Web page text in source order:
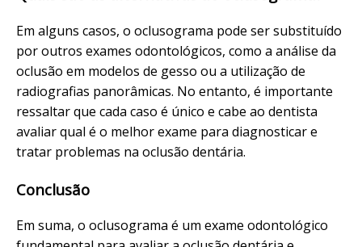
Em alguns casos, o oclusograma pode ser substituído
por outros exames odontológicos, como a análise da
oclusão em modelos de gesso ou a utilização de
radiografias panorâmicas. No entanto, é importante
ressaltar que cada caso é único e cabe ao dentista
avaliar qual é o melhor exame para diagnosticar e
tratar problemas na oclusão dentária.
Conclusão
Em suma, o oclusograma é um exame odontológico